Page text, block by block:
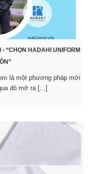
“CHỌN HADAHI UNIFORM
là một phương pháp mới
đó mở ra [...]